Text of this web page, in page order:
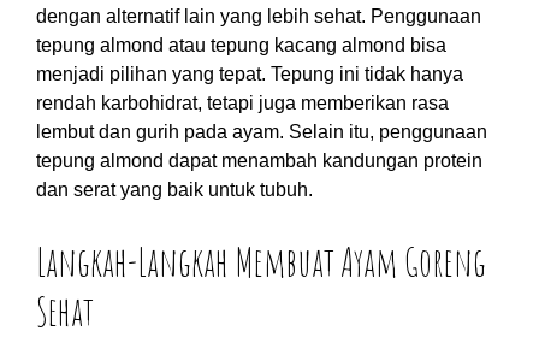
dengan alternatif lain yang lebih sehat. Penggunaan
tepung almond atau tepung kacang almond bisa
menjadi pilihan yang tepat. Tepung ini tidak hanya
rendah karbohidrat, tetapi juga memberikan rasa
lembut dan gurih pada ayam. Selain itu, penggunaan
tepung almond dapat menambah kandungan protein
dan serat yang baik untuk tubuh.
Langkah-Langkah Membuat Ayam Goreng
Sehat